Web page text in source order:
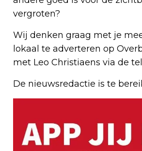
vergroten?
Wij denken graag met je
lokaal te adverteren op
met Leo Christiaens via de
De nieuwsredactie is te